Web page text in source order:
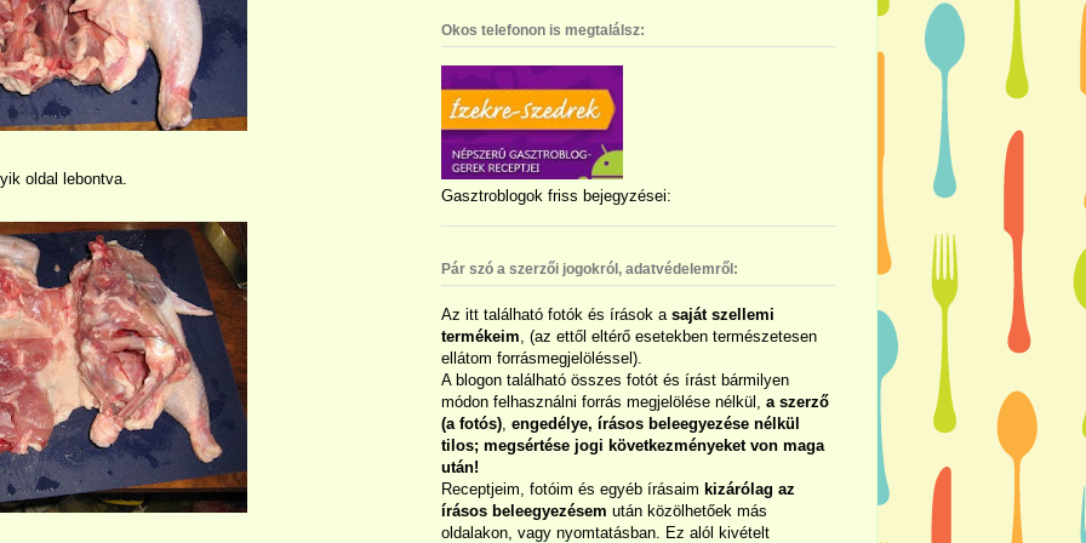
oldal lebontva.
Okos telefonon is megtalálsz:
Gasztroblogok friss bejegyzései:
Pár szó a szerzői jogokról, adatvédelemről:
Az itt található fotók és írások a saját szellemi
termékeim , (az ettől eltérő esetekben természetesen
ellátom forrásmegjelöléssel).
A blogon található összes fotót és írást bármilyen
módon felhasználni forrás megjelölése nélkül, a szerző
(a fotós) engedélye, írásos beleegyezése nélkül
tilos; megsértése jogi következményeket von maga
után!
Receptjeim, fotóim és egyéb írásaim kizárólag az
írásos beleegyezésem után közölhetőek más
oldalakon, vagy nyomtatásban. Ez alól kivételt